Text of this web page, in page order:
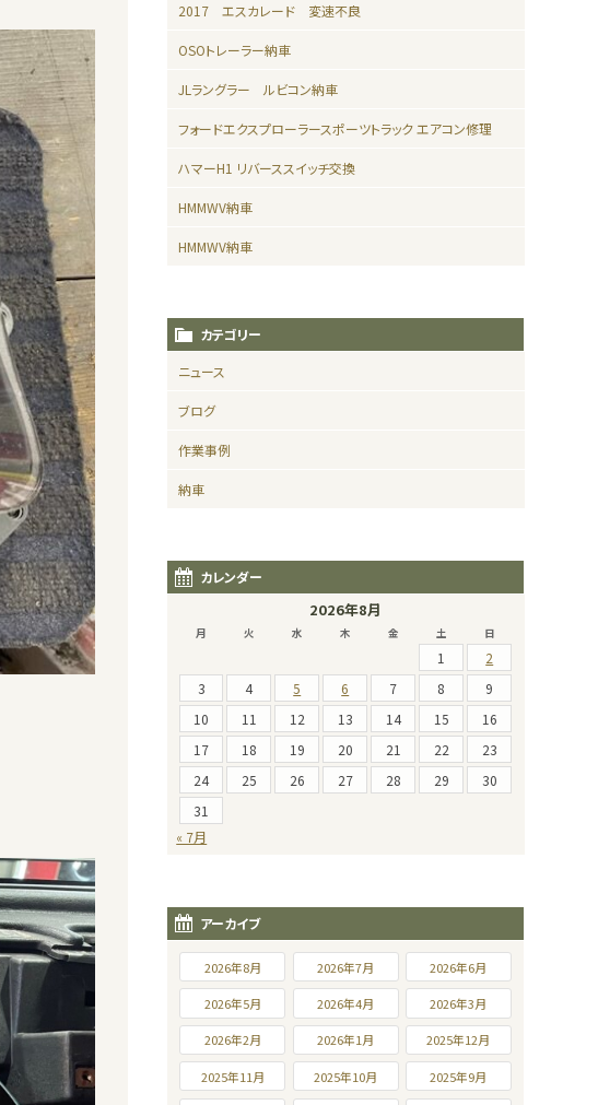
2017 エスカレード 変速不良
OSOトレーラー納車
JLラングラー ルビコン納車
フォードエクスプローラースポーツトラック エアコン修理
ハマーH1 リバーススイッチ交換
HMMWV納車
HMMWV納車
カテゴリー
ニュース
ブログ
作業事例
納車
カレンダー
2026年8月
月 火 水 木 金 土 日
1
2
3
4 5 6 7 8
9
10
11 12 13 14 15
16
17
18 19 20 21 22
23
24
25 26 27 28 29
30
31
« 7月
アーカイブ
2026年8月 2026年7月 2026年6月
2026年5月 2026年4月 2026年3月
2026年2月 2026年1月 2025年12月
2025年11月 2025年10月 2025年9月